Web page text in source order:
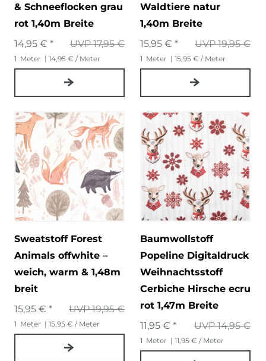
& Schneeflocken grau
rot 1,40m Breite
UVP 17,95 €
14,95 € *
1 Meter | 14,95 € / Meter
Waldtiere natur
1,40m Breite
UVP 19,95 €
15,95 € *
1 Meter | 15,95 € / Meter
Sweatstoff Forest
Animals offwhite –
weich, warm & 1,48m
breit
UVP 19,95 €
15,95 € *
1 Meter | 15,95 € / Meter
Baumwollstoff
Popeline Digitaldruck
Weihnachtsstoff
Cerbiche Hirsche ecru
rot 1,47m Breite
UVP 14,95 €
11,95 € *
1 Meter | 11,95 € / Meter